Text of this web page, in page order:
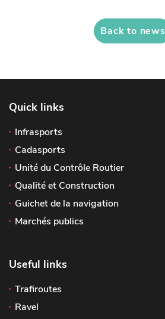
Back to news
Quick links
Infrasports
Cadasports
Unité du Contrôle Routier
Qualité et Construction
Guichet de la navigation
Marchés publics
Useful links
Trafiroutes
Ravel